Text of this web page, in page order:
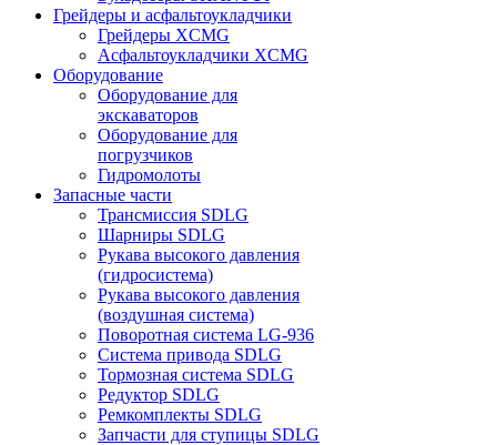
Грейдеры и асфальтоукладчики
Грейдеры XCMG
Асфальтоукладчики XCMG
Оборудование
Оборудование для
экскаваторов
Оборудование для
погрузчиков
Гидромолоты
Запасные части
Трансмиссия SDLG
Шарниры SDLG
Рукава высокого давления
(гидросистема)
Рукава высокого давления
(воздушная система)
Поворотная система LG-936
Система привода SDLG
Тормозная система SDLG
Редуктор SDLG
Ремкомплекты SDLG
Запчасти для ступицы SDLG